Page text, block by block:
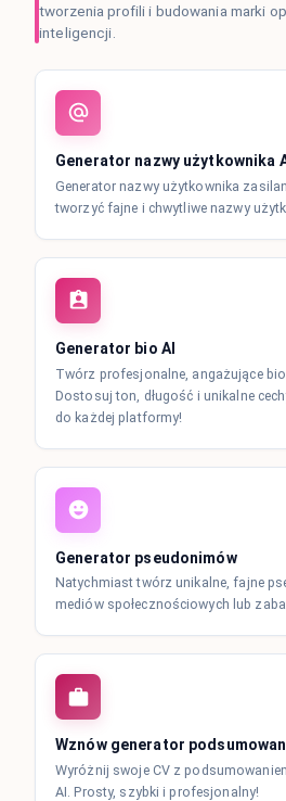
tworzenia profili i budowania marki
inteligencji.
Generator nazwy użytkownika
Generator nazwy użytkownika
tworzyć fajne i chwytliwe nazwy
Generator bio AI
Twórz profesjonalne, angażujące
Dostosuj ton, długość i unikalne
do każdej platformy!
Generator pseudonimów
Natychmiast twórz unikalne, fajne
mediów społecznościowych lub
Wznów generator
Wyróżnij swoje CV z
AI. Prosty, szybki i profesjonalny!